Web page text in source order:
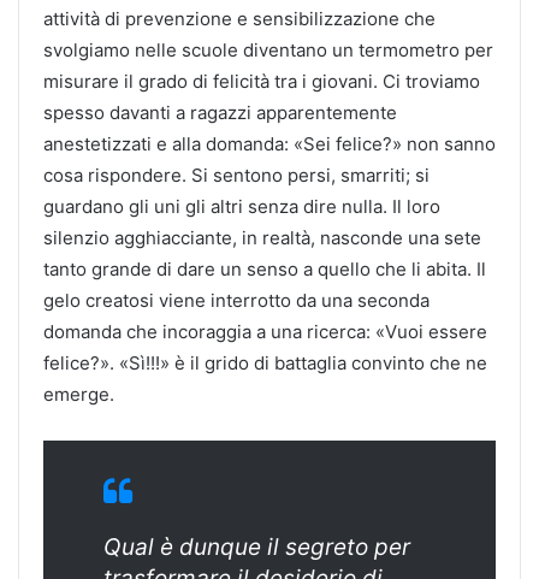
attività di prevenzione e sensibilizzazione che
svolgiamo nelle scuole diventano un termometro per
misurare il grado di felicità tra i giovani. Ci troviamo
spesso davanti a ragazzi apparentemente
anestetizzati e alla domanda: «Sei felice?» non sanno
cosa rispondere. Si sentono persi, smarriti; si
guardano gli uni gli altri senza dire nulla. Il loro
silenzio agghiacciante, in realtà, nasconde una sete
tanto grande di dare un senso a quello che li abita. Il
gelo creatosi viene interrotto da una seconda
domanda che incoraggia a una ricerca: «Vuoi essere
felice?». «Sì!!!» è il grido di battaglia convinto che ne
emerge.
Qual è dunque il segreto per